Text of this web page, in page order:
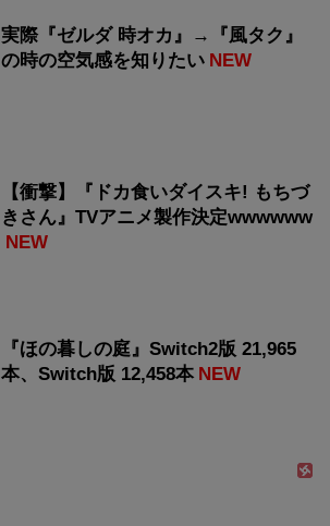
実際『ゼルダ 時オカ』→『風タク』
の時の空気感を知りたい NEW
【衝撃】『ドカ食いダイスキ! もちづ
きさん』TVアニメ製作決定wwwwww
NEW
『ほの暮しの庭』Switch2版 21,965
本、Switch版 12,458本 NEW